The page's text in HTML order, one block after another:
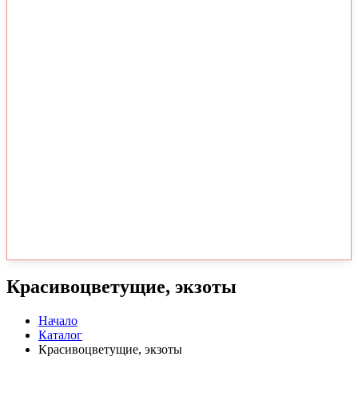
Красивоцветущие, экзоты
Начало
Каталог
Красивоцветущие, экзоты